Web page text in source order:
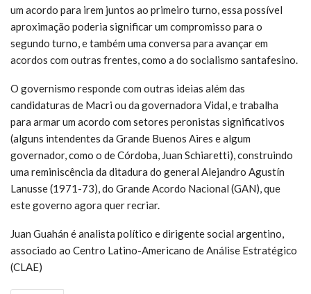
um acordo para irem juntos ao primeiro turno, essa possível
aproximação poderia significar um compromisso para o
segundo turno, e também uma conversa para avançar em
acordos com outras frentes, como a do socialismo santafesino.
O governismo responde com outras ideias além das
candidaturas de Macri ou da governadora Vidal, e trabalha
para armar um acordo com setores peronistas significativos
(alguns intendentes da Grande Buenos Aires e algum
governador, como o de Córdoba, Juan Schiaretti), construindo
uma reminiscência da ditadura do general Alejandro Agustín
Lanusse (1971-73), do Grande Acordo Nacional (GAN), que
este governo agora quer recriar.
Juan Guahán é analista político e dirigente social argentino,
associado ao Centro Latino-Americano de Análise Estratégico
(CLAE)